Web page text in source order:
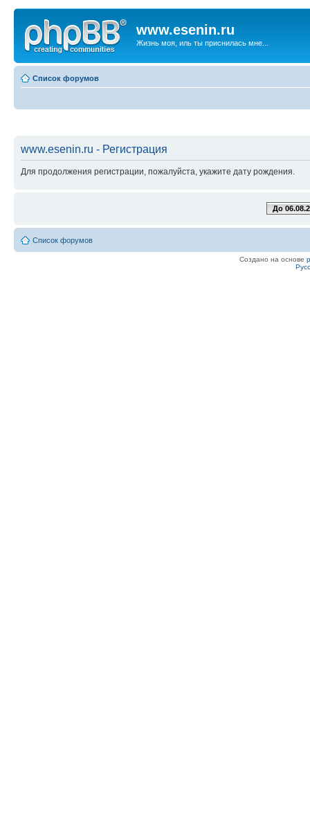
www.esenin.ru
Жизнь моя, иль ты приснилась мне...
Список форумов
www.esenin.ru - Регистрация
Для продолжения регистрации, пожалуйста, укажите дату рождения.
До
Список форумов
Создано на основе